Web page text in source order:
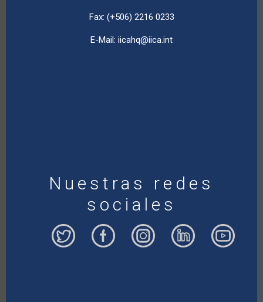
Fax: (+506) 2216 0233
E-Mail: iicahq@iica.int
Nuestras redes
sociales